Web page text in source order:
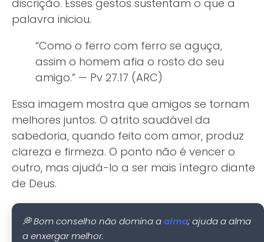
discrição. Esses gestos sustentam o que a
palavra iniciou.
“Como o ferro com ferro se aguça,
assim o homem afia o rosto do seu
amigo.” — Pv 27.17 (ARC)
Essa imagem mostra que amigos se tornam
melhores juntos. O atrito saudável da
sabedoria, quando feito com amor, produz
clareza e firmeza. O ponto não é vencer o
outro, mas ajudá-lo a ser mais íntegro diante
de Deus.
💭 Bom conselho não domina a alma; ajuda a alma
a enxergar melhor.